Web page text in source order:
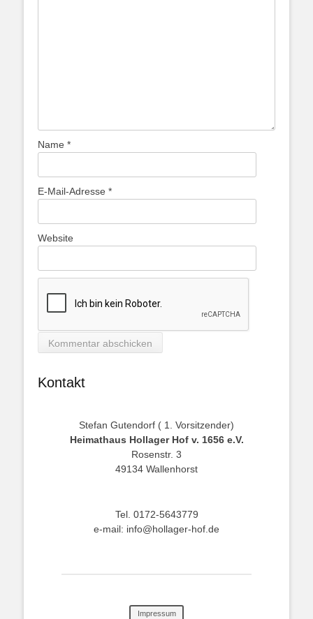
Name *
E-Mail-Adresse *
Website
Kontakt
Stefan Gutendorf ( 1. Vorsitzender)
Heimathaus Hollager Hof v. 1656 e.V.
Rosenstr. 3
49134 Wallenhorst
Tel. 0172-5643779
e-mail: info@hollager-hof.de
Impressum